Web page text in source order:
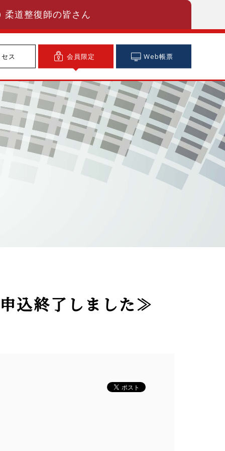
柔道整復師の皆さん
ス 会員限定 Web帳票
込終了しました≫